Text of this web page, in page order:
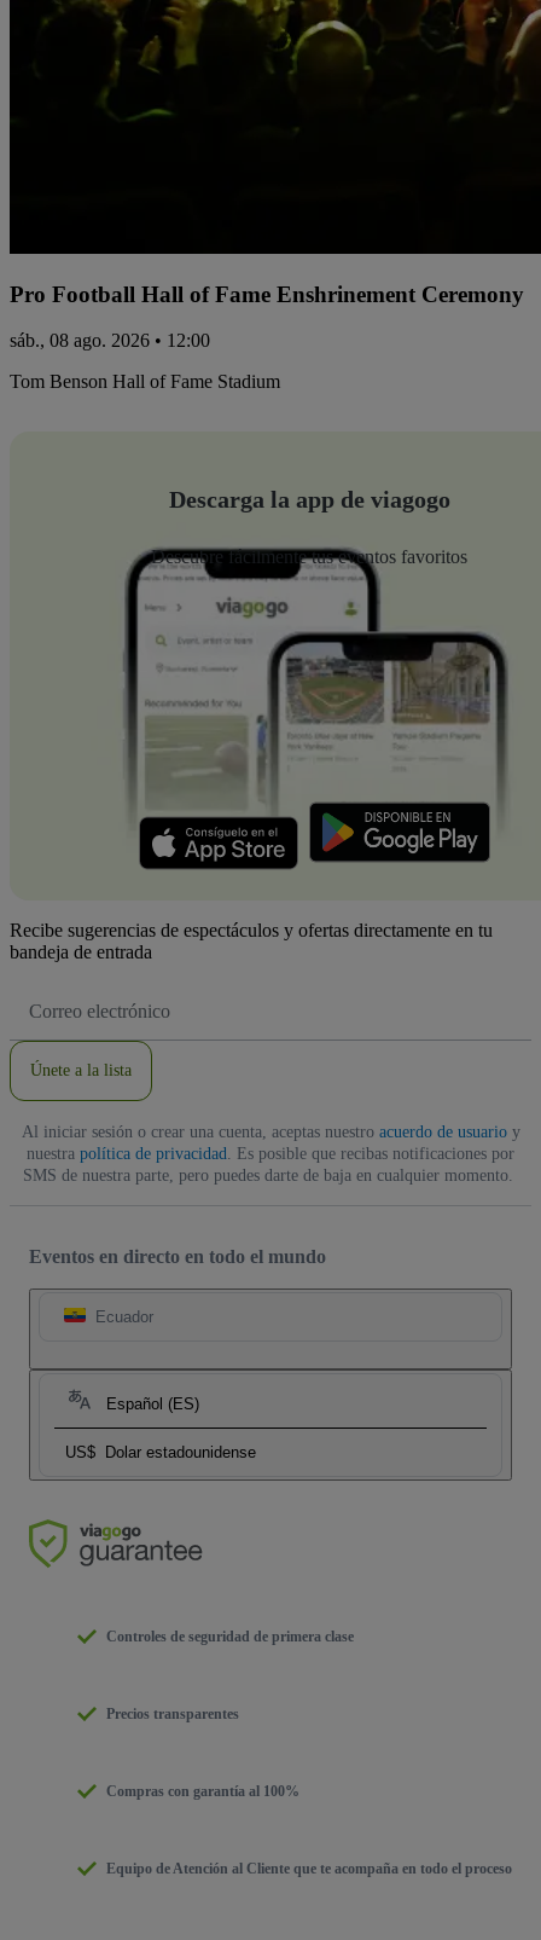
Pro Football Hall of Fame Enshrinement Ceremony
sáb., 08 ago. 2026 • 12:00
Tom Benson Hall of Fame Stadium
Descarga la app de viagogo
Descubre fácilmente tus eventos favoritos
Recibe sugerencias de espectáculos y ofertas directamente en tu
bandeja de entrada
de
Únete a la lista
Al iniciar sesión o crear una cuenta, aceptas nuestro acuerdo de usuarioy
nuestra política de privacidad. Es posible que recibas notificaciones por
SMS de nuestra parte, pero puedes darte de baja en cualquier momento.
Eventos en directo en todo el mundo
Ecuador
Español (ES)
US$ Dolar estadounidense
Controles de seguridad de primera clase
Precios transparentes
Compras con garantía al 100%
Equipo de Atención al Cliente que te acompaña en todo el proceso